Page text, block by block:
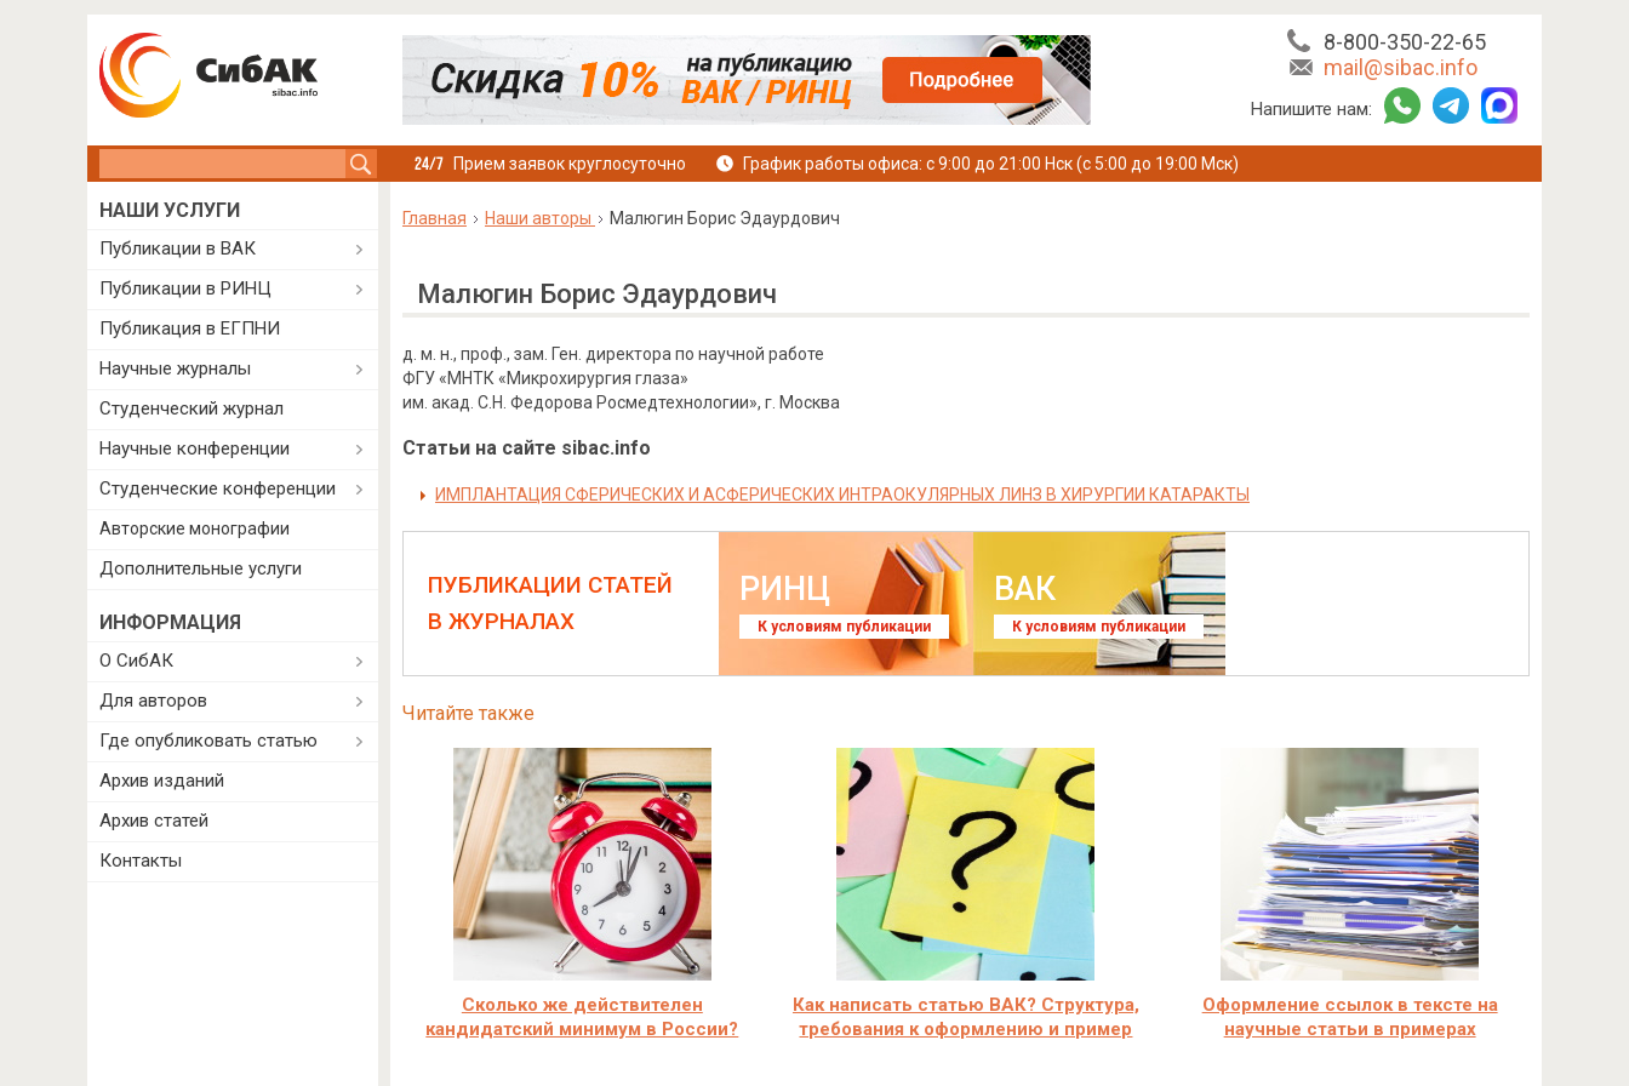
8-800-350-22-65
mail@sibac.info
Напишите нам:
Прием заявок круглосуточно График работы офиса: с 9:00 до 21:00 Нск (с 5:00 до 19:00 Мск)
Главная Наши авторы Малюгин Борис Эдаурдович
Малюгин Борис Эдаурдович
д. м. н., проф., зам. Ген. директора по научной работе
ФГУ «МНТК «Микрохирургия глаза»
им. акад. С.Н. Федорова Росмедтехнологии», г. Москва
Статьи на сайте sibac.info
ИМПЛАНТАЦИЯ СФЕРИЧЕСКИХ И АСФЕРИЧЕСКИХ ИНТРАОКУЛЯРНЫХ ЛИНЗ В ХИРУРГИИ КАТАРАКТЫ
ПУБЛИКАЦИИ СТАТЕЙ
В ЖУРНАЛАХ
РИНЦ
К условиям публикации
ВАК
К условиям публикации
Читайте также
Сколько же действителен
кандидатский минимум в России?
Как написать статью ВАК? Структура,
требования к оформлению и пример
Оформление ссылок в тексте на
научные статьи в примерах
НАШИ УСЛУГИ
Публикации в ВАК
Публикации в РИНЦ
Публикация в ЕГПНИ
Научные журналы
Студенческий журнал
Научные конференции
Студенческие конференции
Авторские монографии
Дополнительные услуги
ИНФОРМАЦИЯ
О СибАК
Для авторов
Где опубликовать статью
Архив изданий
Архив статей
Контакты